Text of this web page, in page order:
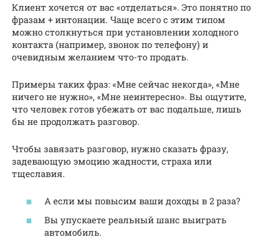
Клиент хочется от вас «отделаться». Это понятно по
фразам + интонации. Чаще всего с этим типом
можно столкнуться при установлении холодного
контакта (например, звонок по телефону) и
очевидным желанием что-то продать.
Примеры таких фраз: «Мне сейчас некогда», «Мне
ничего не нужно», «Мне неинтересно». Вы ощутите,
что человек готов убежать от вас подальше, лишь
бы не продолжать разговор.
Чтобы завязать разговор, нужно сказать фразу,
задевающую эмоцию жадности, страха или
тщеславия.
А если мы повысим ваши доходы в 2 раза?
Вы упускаете реальный шанс выиграть
автомобиль.